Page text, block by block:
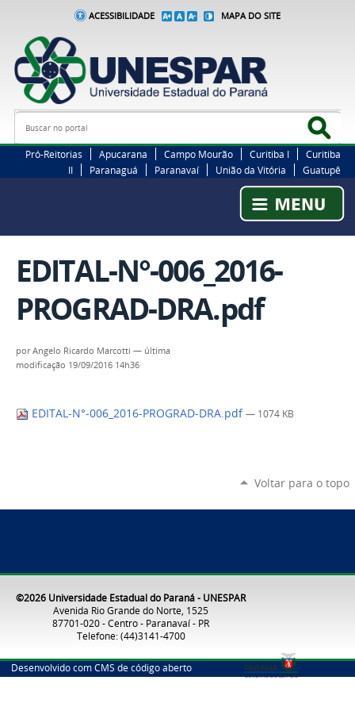
ACESSIBILIDADE MAPA DO SITE
Busca
Pró-Reitorias Apucarana Campo Mourão Curitiba I
Curitiba
II
Paranaguá Paranavaí União da Vitória Guatupê
EDITAL-N°-006_2016-
PROGRAD-DRA.pdf
porAngelo Ricardo Marcotti — última
modificação 19/09/2016 14h36
EDITAL-N°-006_2016-PROGRAD-DRA.pdf — 1074 KB
Voltar para o topo
©2026 Universidade Estadual do Paraná - UNESPAR
Avenida Rio Grande do Norte, 1525
87701-020 - Centro - Paranavaí - PR
Telefone: (44)3141-4700
Desenvolvido com CMS de código aberto